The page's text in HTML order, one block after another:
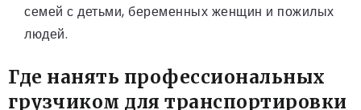
семей с детьми, беременных женщин и пожилых
людей.
Где нанять профессиональных
грузчиком для транспортировки